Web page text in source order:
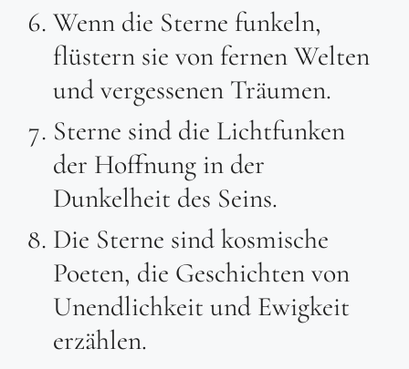
Wenn die Sterne funkeln,
flüstern sie von fernen Welten
und vergessenen Träumen.
Sterne sind die Lichtfunken
der Hoffnung in der
Dunkelheit des Seins.
Die Sterne sind kosmische
Poeten, die Geschichten von
Unendlichkeit und Ewigkeit
erzählen.